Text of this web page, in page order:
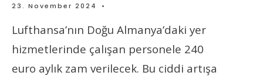
23. November 2024 •
Lufthansa’nın Doğu Almanya’daki yer
hizmetlerinde çalışan personele 240
euro aylık zam verilecek. Bu ciddi artışa